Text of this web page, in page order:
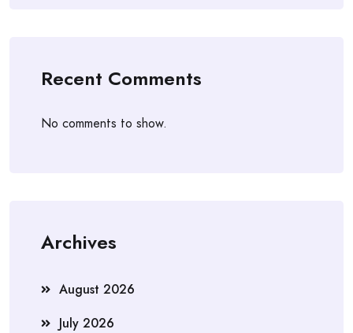
Recent Comments
No comments to show.
Archives
August 2026
July 2026